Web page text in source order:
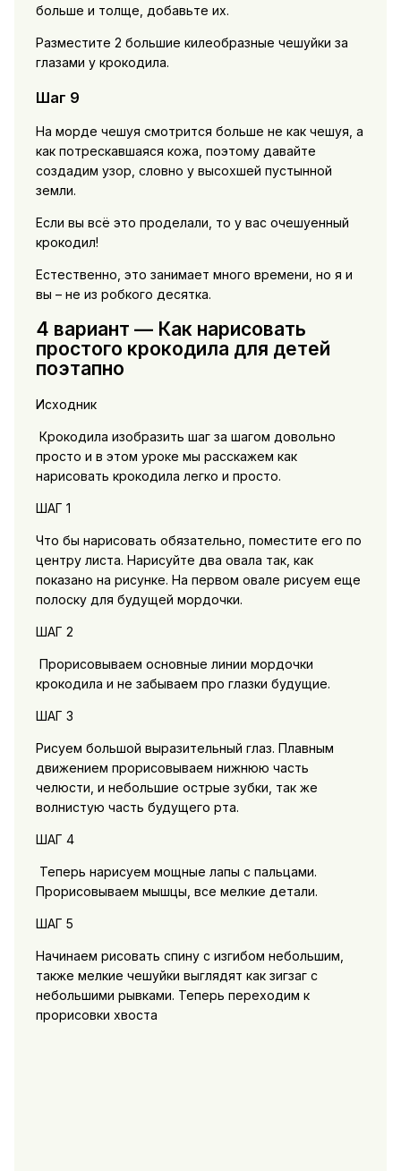
больше и толще, добавьте их.
Разместите 2 большие килеобразные чешуйки за
глазами у крокодила.
Шаг 9
На морде чешуя смотрится больше не как чешуя, а
как потрескавшаяся кожа, поэтому давайте
создадим узор, словно у высохшей пустынной
земли.
Если вы всё это проделали, то у вас очешуенный
крокодил!
Естественно, это занимает много времени, но я и
вы – не из робкого десятка.
4 вариант — Как нарисовать
простого крокодила для детей
поэтапно
Исходник
Крокодила изобразить шаг за шагом довольно
просто и в этом уроке мы расскажем как
нарисовать крокодила легко и просто.
ШАГ 1
Что бы нарисовать обязательно, поместите его по
центру листа. Нарисуйте два овала так, как
показано на рисунке. На первом овале рисуем еще
полоску для будущей мордочки.
ШАГ 2
Прорисовываем основные линии мордочки
крокодила и не забываем про глазки будущие.
ШАГ 3
Рисуем большой выразительный глаз. Плавным
движением прорисовываем нижнюю часть
челюсти, и небольшие острые зубки, так же
волнистую часть будущего рта.
ШАГ 4
Теперь нарисуем мощные лапы с пальцами.
Прорисовываем мышцы, все мелкие детали.
ШАГ 5
Начинаем рисовать спину с изгибом небольшим,
также мелкие чешуйки выглядят как зигзаг с
небольшими рывками. Теперь переходим к
прорисовки хвоста